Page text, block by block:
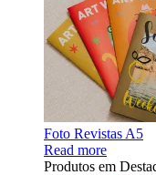
Foto Revistas A5
Read more
Produtos em